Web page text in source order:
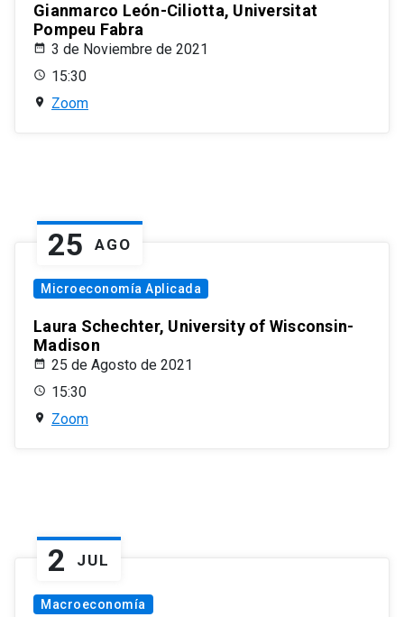
Gianmarco León-Ciliotta, Universitat
Pompeu Fabra
3 de Noviembre de 2021
15:30
Zoom
25 AGO
Microeconomía Aplicada
Laura Schechter, University of Wisconsin-
Madison
25 de Agosto de 2021
15:30
Zoom
2 JUL
Macroeconomía